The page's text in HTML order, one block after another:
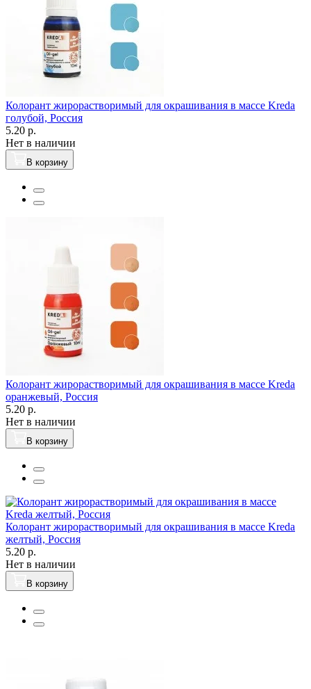
Колорант жирорастворимый для окрашивания в массе Kreda
голубой, Россия
5.20 р.
Нет в наличии
В корзину
Колорант жирорастворимый для окрашивания в массе Kreda
оранжевый, Россия
5.20 р.
Нет в наличии
В корзину
Колорант жирорастворимый для окрашивания в массе Kreda
желтый, Россия
5.20 р.
Нет в наличии
В корзину